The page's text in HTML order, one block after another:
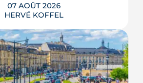
07 AOÛT 2026
HERVÉ KOFFEL
Saint-Jean et le fleuve, un